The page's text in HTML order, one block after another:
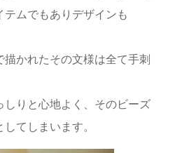
ムでもありデザインも
描かれたその文様は全て手刺
しりと心地よく、そのビーズ
てしまいます。